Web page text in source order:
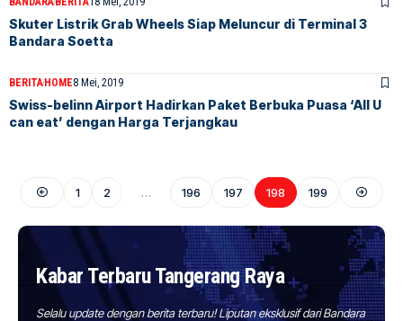
Skuter Listrik Grab Wheels Siap Meluncur di Terminal 3
Bandara Soetta
BERITAHOME8 Mei, 2019
Swiss-belinn Airport Hadirkan Paket Berbuka Puasa ‘All U
can eat’ dengan Harga Terjangkau
1 2 … 196 197 198 199
Kabar Terbaru Tangerang Raya
Selalu update dengan berita terbaru! Liputan eksklusif dari Bandara